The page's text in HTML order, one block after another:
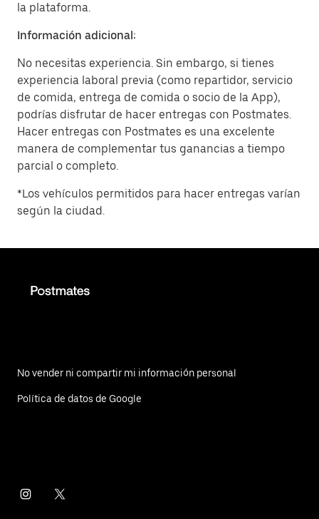
la plataforma.
Información adicional:
No necesitas experiencia. Sin embargo, si tienes
experiencia laboral previa (como repartidor, servicio
de comida, entrega de comida o socio de la App),
podrías disfrutar de hacer entregas con Postmates.
Hacer entregas con Postmates es una excelente
manera de complementar tus ganancias a tiempo
parcial o completo.
*Los vehículos permitidos para hacer entregas varían
según la ciudad.
No vender ni compartir mi información personal
Política de datos de Google